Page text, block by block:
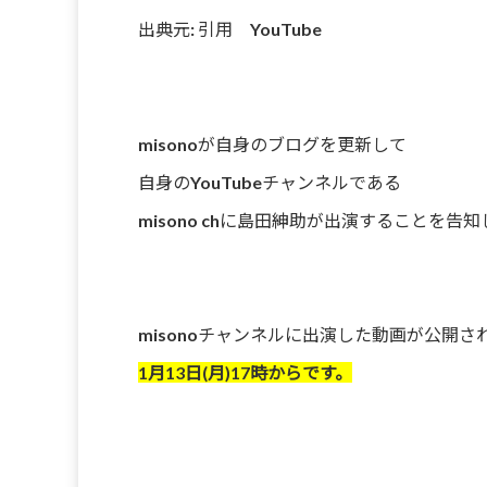
出典元: 引用 YouTube
misonoが自身のブログを更新して
自身のYouTubeチャンネルである
misono chに島田紳助が出演することを告知
misonoチャンネルに出演した動画が公開さ
1月13日(月)17時からです。